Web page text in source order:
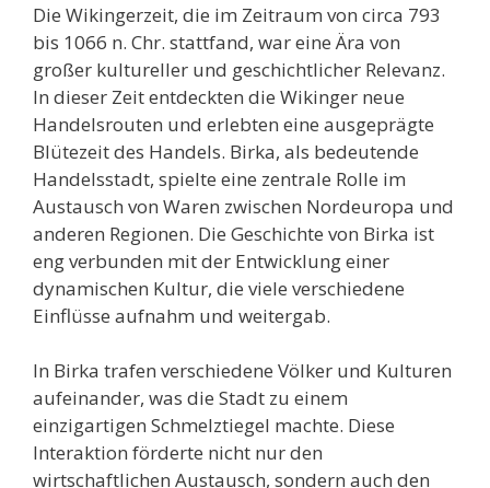
Die Wikingerzeit, die im Zeitraum von circa 793
bis 1066 n. Chr. stattfand, war eine Ära von
großer kultureller und geschichtlicher Relevanz.
In dieser Zeit entdeckten die Wikinger neue
Handelsrouten und erlebten eine ausgeprägte
Blütezeit des Handels. Birka, als bedeutende
Handelsstadt, spielte eine zentrale Rolle im
Austausch von Waren zwischen Nordeuropa und
anderen Regionen. Die Geschichte von Birka ist
eng verbunden mit der Entwicklung einer
dynamischen Kultur, die viele verschiedene
Einflüsse aufnahm und weitergab.
In Birka trafen verschiedene Völker und Kulturen
aufeinander, was die Stadt zu einem
einzigartigen Schmelztiegel machte. Diese
Interaktion förderte nicht nur den
wirtschaftlichen Austausch, sondern auch den